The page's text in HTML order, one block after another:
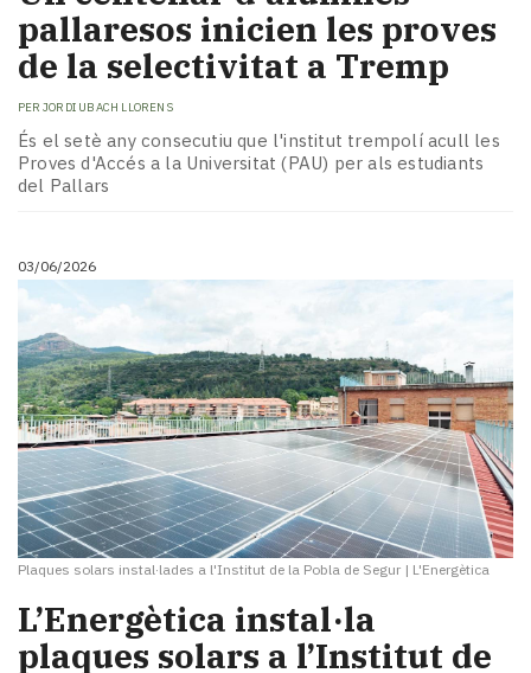
pallaresos inicien les proves
de la selectivitat a Tremp
PER JORDI UBACH LLORENS
És el setè any consecutiu que l'institut trempolí acull les
Proves d'Accés a la Universitat (PAU) per als estudiants
del Pallars
03/06/2026
Plaques solars instal·lades a l'Institut de la Pobla de Segur | L'Energètica
L’Energètica instal·la
plaques solars a l’Institut de